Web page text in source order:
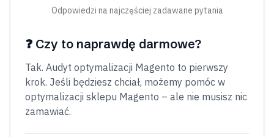
Odpowiedzi na najczęściej zadawane pytania
❓ Czy to naprawdę darmowe?
Tak. Audyt optymalizacji Magento to pierwszy
krok. Jeśli będziesz chciał, możemy pomóc w
optymalizacji sklepu Magento – ale nie musisz nic
zamawiać.